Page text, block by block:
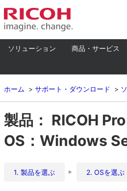
ソリューション 商品・サービス
ホーム サポート・ダウンロード
製品： RICOH
OS：Windows
1. 製品を選ぶ 2. OSを選ぶ